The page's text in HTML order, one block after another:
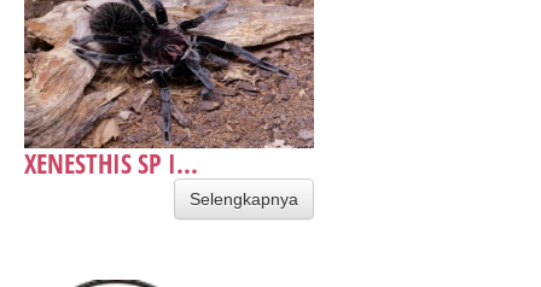
XENESTHIS SP I...
Selengkapnya